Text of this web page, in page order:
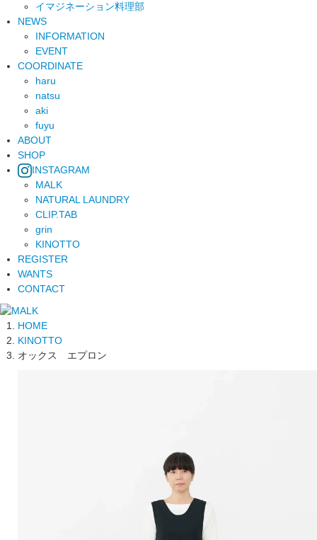
イマジネーション料理部
NEWS
INFORMATION
EVENT
COORDINATE
haru
natsu
aki
fuyu
ABOUT
SHOP
INSTAGRAM
MALK
NATURAL LAUNDRY
CLIP.TAB
grin
KINOTTO
REGISTER
WANTS
CONTACT
HOME
KINOTTO
オックス エプロン